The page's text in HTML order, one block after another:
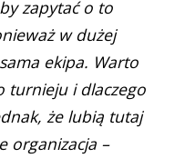
zapytać o to
w dużej
ekipa. Warto
turnieju i dlaczego
że lubią tutaj
organizacja –